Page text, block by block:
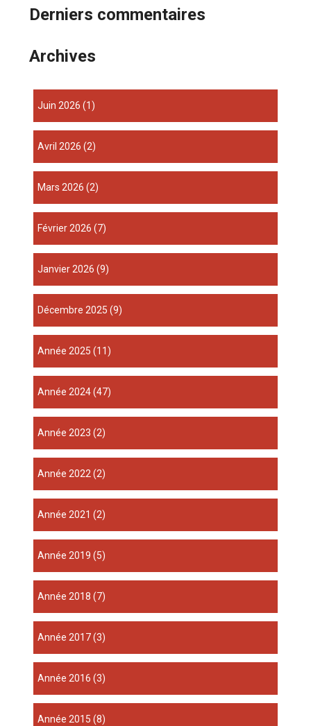
Derniers commentaires
Archives
juin 2026 (1)
avril 2026 (2)
mars 2026 (2)
février 2026 (7)
janvier 2026 (9)
décembre 2025 (9)
année 2025 (11)
année 2024(47)
année 2023 (2)
année 2022(2)
année 2021 (2)
année 2019 (5)
année 2018 (7)
année 2017(3)
année 2016 (3)
année 2015 (8)